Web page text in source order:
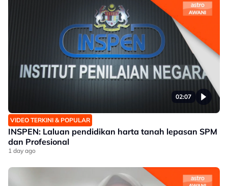
02:07
VIDEO TERKINI & POPULAR
INSPEN: Laluan pendidikan harta tanah lepasan SPM
dan Profesional
1 day ago